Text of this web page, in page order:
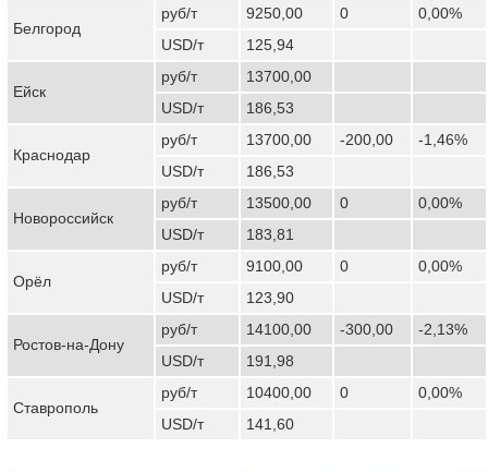
Белгород
руб/т 9250,00 0
0,00%
USD/т
125,94
Ейск
руб/т
13700,00
USD/т
186,53
Краснодар
руб/т 13700,00 -200,00
-1,46%
USD/т
186,53
Новороссийск
руб/т 13500,00 0
0,00%
USD/т
183,81
Орёл
руб/т 9100,00 0
0,00%
USD/т
123,90
Ростов-на-Дону
руб/т 14100,00 -300,00
-2,13%
USD/т
191,98
Ставрополь
руб/т 10400,00 0
0,00%
USD/т
141,60